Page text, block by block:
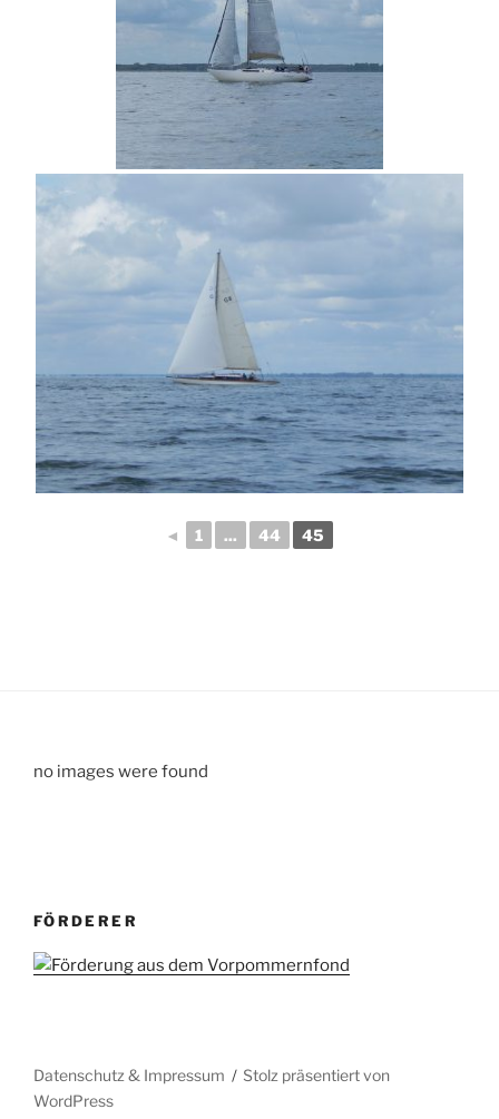
◄ 1 ... 44 45
no images were found
FÖRDERER
Datenschutz & Impressum
Stolz präsentiert von
WordPress